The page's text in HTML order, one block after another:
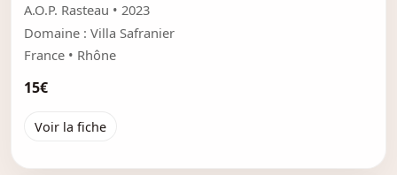
A.O.P. Rasteau • 2023
Domaine : Villa Safranier
France • Rhône
15€
Voir la fiche